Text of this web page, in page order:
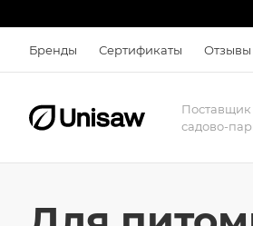
Бренды Сертификаты Отзывы
садово-